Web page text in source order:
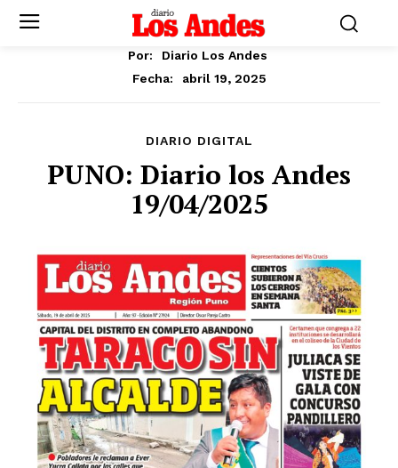
Por:
Diario Los Andes
Fecha:
abril 19, 2025
DIARIO DIGITAL
PUNO: Diario los Andes
19/04/2025